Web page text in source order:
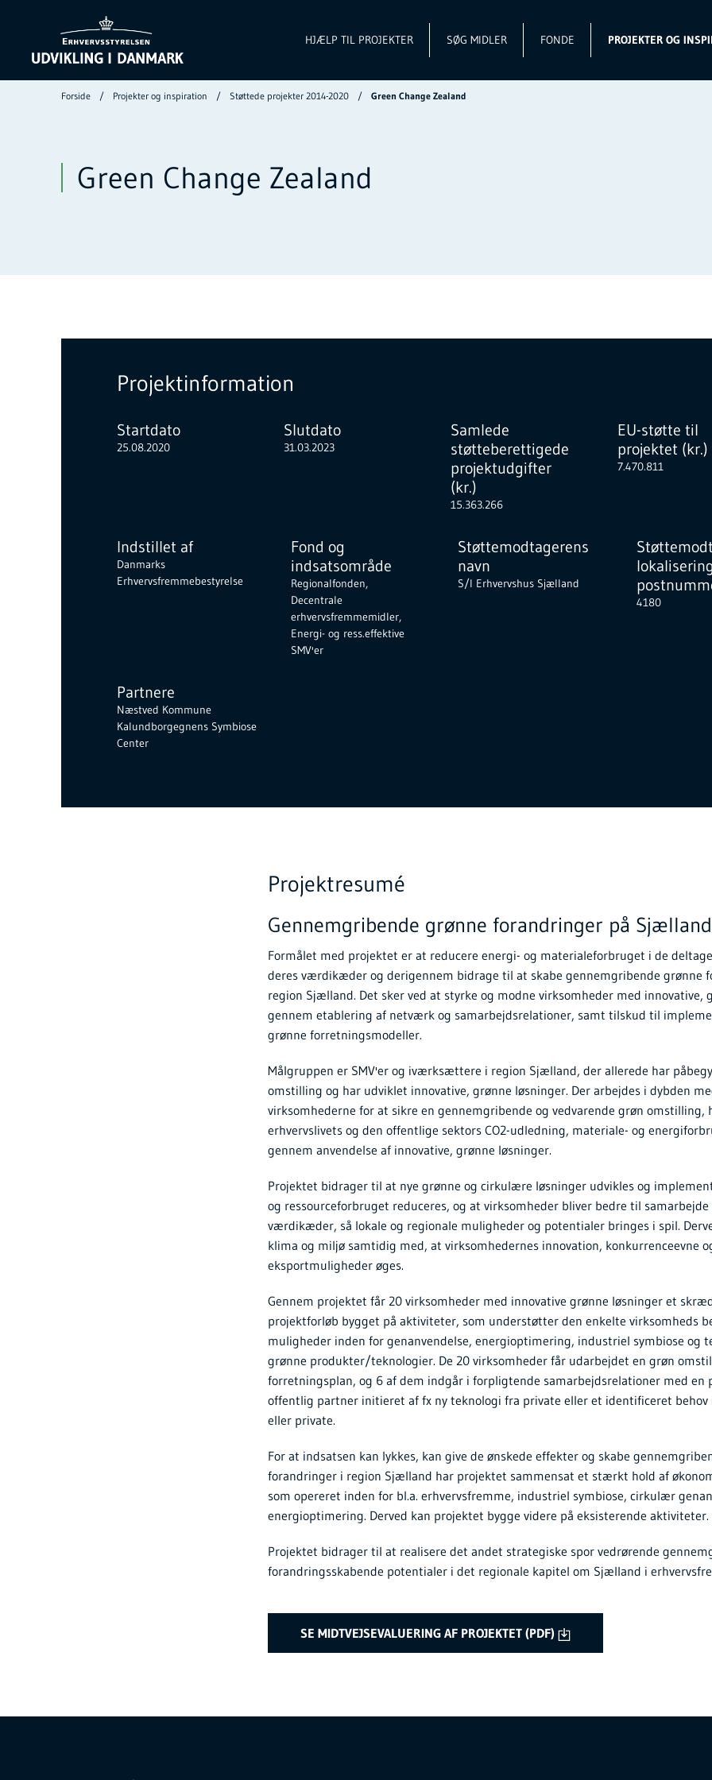
HJÆLP TIL PROJEKTER SØG MIDLER FONDE PROJEKTER OG
Forside Projekter og inspiration Støttede projekter 2014-2020 Green Change Zealand
Green Change Zealand
Projektinformation
Startdato
25.08.2020
Slutdato
31.03.2023
Samlede
støtteberettigede
projektudgifter
(kr.)
15.363.266
EU-støtte til
projektet (kr.)
7.470.811
Indstillet af
Danmarks
Erhvervsfremmebestyrelse
Fond og
indsatsområde
Regionalfonden,
Decentrale
erhvervsfremmemidler,
Energi- og ress.effektive
SMV'er
Støttemodtagerens
navn
S/I Erhvervshus Sjælland
4180
Partnere
Næstved Kommune
Kalundborgegnens Symbiose
Center
Projektresumé
Gennemgribende grønne forandringer på
Formålet med projektet er at reducere energi- og materialeforbruget i de
deres værdikæder og derigennem bidrage til at skabe gennemgribende grønne
region Sjælland. Det sker ved at styrke og modne virksomheder med innovative,
gennem etablering af netværk og samarbejdsrelationer, samt tilskud til
grønne forretningsmodeller.
Målgruppen er SMV'er og iværksættere i region Sjælland, der allerede har
omstilling og har udviklet innovative, grønne løsninger. Der arbejdes i dybden
virksomhederne for at sikre en gennemgribende og vedvarende grøn omstilling,
erhvervslivets og den offentlige sektors CO2-udledning, materiale- og
gennem anvendelse af innovative, grønne løsninger.
Projektet bidrager til at nye grønne og cirkulære løsninger udvikles og
og ressourceforbruget reduceres, og at virksomheder bliver bedre til
værdikæder, så lokale og regionale muligheder og potentialer bringes i spil.
klima og miljø samtidig med, at virksomhedernes innovation, konkurrenceevne
eksportmuligheder øges.
Gennem projektet får 20 virksomheder med innovative grønne løsninger et
projektforløb bygget på aktiviteter, som understøtter den enkelte virksomheds
muligheder inden for genanvendelse, energioptimering, industriel symbiose og
grønne produkter/teknologier. De 20 virksomheder får udarbejdet en grøn
forretningsplan, og 6 af dem indgår i forpligtende samarbejdsrelationer med en
offentlig partner initieret af fx ny teknologi fra private eller et identificeret
eller private.
For at indsatsen kan lykkes, kan give de ønskede effekter og skabe
forandringer i region Sjælland har projektet sammensat et stærkt hold af
som opereret inden for bl.a. erhvervsfremme, industriel symbiose, cirkulær
energioptimering. Derved kan projektet bygge videre på eksisterende aktiviteter.
Projektet bidrager til at realisere det andet strategiske spor vedrørende
forandringsskabende potentialer i det regionale kapitel om Sjælland i
SE MIDTVEJSEVALUERING AF PROJEKTET (PDF)